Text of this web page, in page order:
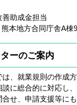
助成金担当
本地方合同庁舎A棟
ーのご案内
、就業規則の作成
に総合的に対応し
せ、申請支援等に